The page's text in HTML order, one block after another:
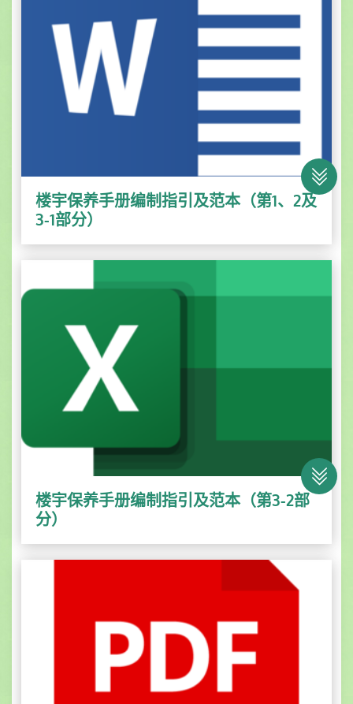
楼宇保养手册编制指引及范本（第1、2及
3-1部分）
楼宇保养手册编制指引及范本（第3-2部
分）